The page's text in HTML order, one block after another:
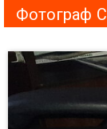
Фотограф